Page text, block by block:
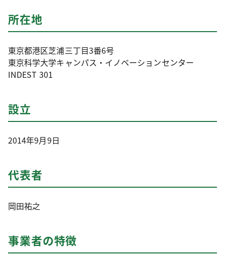
所在地
東京都港区芝浦三丁目3番6号
東京科学大学キャンパス・イノベーションセンター
INDEST 301
設立
2014年9月9日
代表者
岡田祐之
事業者の特徴